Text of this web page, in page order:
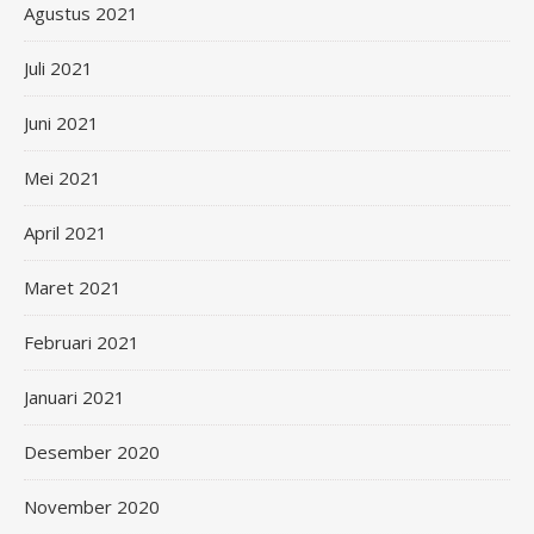
Agustus 2021
Juli 2021
Juni 2021
Mei 2021
April 2021
Maret 2021
Februari 2021
Januari 2021
Desember 2020
November 2020